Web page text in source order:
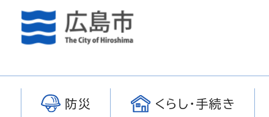
防災 くらし・手続き